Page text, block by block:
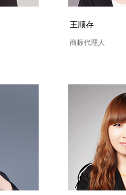
王顺存
商标代理人